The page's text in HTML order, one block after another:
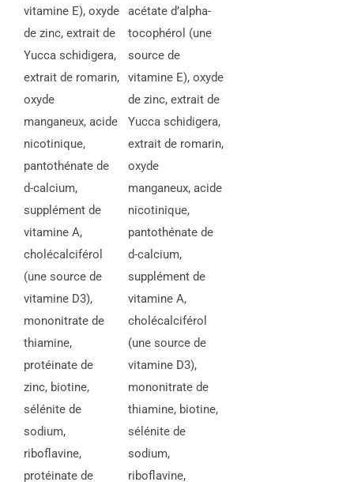
vitamine E), oxyde
de zinc, extrait de
Yucca schidigera,
extrait de romarin,
oxyde
manganeux, acide
nicotinique,
pantothénate de
d-calcium,
supplément de
vitamine A,
cholécalciférol
(une source de
vitamine D3),
mononitrate de
thiamine,
protéinate de
zinc, biotine,
sélénite de
sodium,
riboflavine,
protéinate de
acétate d’alpha-
tocophérol (une
source de
vitamine E), oxyde
de zinc, extrait de
Yucca schidigera,
extrait de romarin,
oxyde
manganeux, acide
nicotinique,
pantothénate de
d-calcium,
supplément de
vitamine A,
cholécalciférol
(une source de
vitamine D3),
mononitrate de
thiamine, biotine,
sélénite de
sodium,
riboflavine,